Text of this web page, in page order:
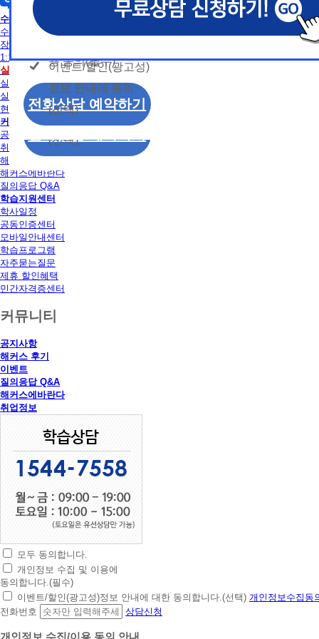
수강신청
수강신청
장바구니
1:1 문의
실습
수강신청
실습안내
실습장소 알아보기
현재 모집중인 실습일정
커뮤니티
공지사항
취업정보
해커스 후기
해커스에바란다
질의응답 Q&A
학습지원센터
학사일정
공동인증센터
모바일안내센터
학습프로그램
자주묻는질문
제휴 할인혜택
민간자격증센터
커뮤니티
공지사항
해커스 후기
이벤트
질의응답 Q&A
해커스에바란다
취업정보
초
간
편
상
담
모두 동의합니다.
개인정보 수집 및 이용에
동의합니다.(필수)
이벤트/할인(광고성)정보 안내에 대한 동의합니다.(선택) 개인정보수집동
전화번호
상담신청
개인정보 수집/이용
동의
개인정보 수집 및 이
용 동의(필수)
이벤트/할인(광고성)
정보 안내에 동의
(선택)
모두 동의합니다.
개인정보 수집 및 이
용 동의(필수)
이벤트/할인(광고성)
정보 안내에 동의
(선택)
전화상담 예약하기
신상품이나 이벤트, 최신 정보 안내 등 신청자의 취
는 최적의 서비스를 제공하기 위함.
(해커스교육그룹: 해커스인강, 해커스프랩, 해커스톡, 해커스
커스일본어, 해커스잡, 해커스금융, 해커스임용, 해커스공무
찰, 해커스소방, 해커스공인중개사, 해커스주택관리사, 해커스
2. (필수)이름, 휴대폰번호, 상담내용
(선택) 제출된 상담 문의 내용, 전화상담 과정에서 이용자가 상
3. 개인정보 보유/이용 기간: 법령상 정하는 경우
나 상담 시로부터 3년 이내 탈퇴하는 자의 경우, 소
만 또는 분쟁처리를 위해 3년간 보관합니다.
4. 신청자는 개인정보 수집·이용을 거부할 수 있습니다. 단,
에는 상담 신청이 제한됩니다.
신상품이나 이벤트, 최신 정보 안내 등 신청자의 취
는 최적의 서비스를 제공하기 위함.
(해커스교육그룹: 해커스인강, 해커스프랩, 해커스톡, 해커스
커스일본어, 해커스잡, 해커스금융, 해커스임용, 해커스공무
찰, 해커스소방, 해커스공인중개사, 해커스주택관리사, 해커스
2. (필수)이름, 휴대폰번호, 상담내용
(선택) 제출된 상담 문의 내용, 전화상담 과정에서 이용자가 상
3. 개인정보 보유/이용 기간: 법령상 정하는 경우
나 상담 시로부터 3년 이내 탈퇴하는 자의 경우, 소
만 또는 분쟁처리를 위해 3년간 보관합니다.
4. 신청자는 개인정보 수집·이용을 거부할 수 있습니다. 단,
에는 상담 신청이 제한됩니다.
신상품이나 이벤트, 최신 정보 안내 등 신청자의 취
는 최적의 서비스를 제공하기 위함.
(해커스교육그룹: 해커스인강, 해커스프랩, 해커스톡, 해커스
커스일본어, 해커스잡, 해커스금융, 해커스임용, 해커스공무
찰, 해커스소방, 해커스공인중개사, 해커스주택관리사, 해커스
2. (필수)이름, 휴대폰번호, 상담내용
(선택) 제출된 상담 문의 내용, 전화상담 과정에서 이용자가 상
3. 개인정보 보유/이용 기간: 법령상 정하는 경우
나 상담 시로부터 3년 이내 탈퇴하는 자의 경우, 소
만 또는 분쟁처리를 위해 3년간 보관합니다.
4. 신청자는 개인정보 수집·이용을 거부할 수 있습니다. 단,
에는 상담 신청이 제한됩니다.